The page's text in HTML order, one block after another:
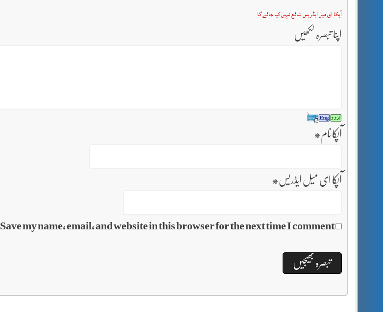
آپکا ای میل ایڈریس شائع نہیں کیا جائے گا
اپنا تبصرہ لکھیں
آپکا نام *
آپکا ای میل ایڈریس *
Save my name, email, and website in this browser for the next time I comment.